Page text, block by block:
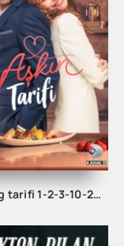
Ishqning tarifi 1-2-3-10-20-30-40-50-60-70-100 qism turk serial Uzbek tilida Barcha qismlar